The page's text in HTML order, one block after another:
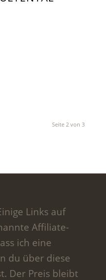
Seite 2 von 3
Links auf
Affiliate-
ich eine
du über diese
Der Preis bleibt